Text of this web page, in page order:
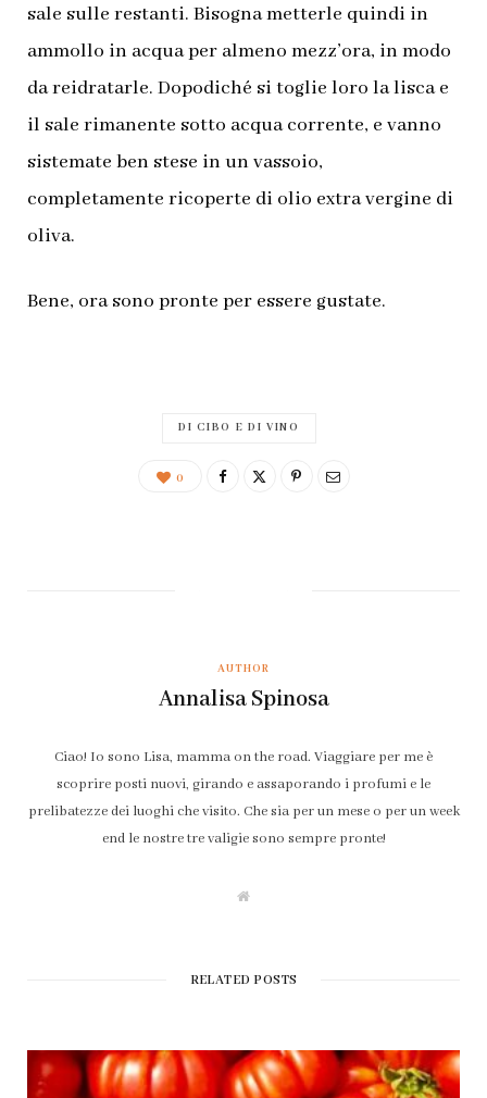
sale sulle restanti. Bisogna metterle quindi in
ammollo in acqua per almeno mezz’ora, in modo
da reidratarle. Dopodiché si toglie loro la lisca e
il sale rimanente sotto acqua corrente, e vanno
sistemate ben stese in un vassoio,
completamente ricoperte di olio extra vergine di
oliva.
Bene, ora sono pronte per essere gustate.
DI CIBO E DI VINO
0
AUTHOR
Annalisa Spinosa
Ciao! Io sono Lisa, mamma on the road. Viaggiare per me è
scoprire posti nuovi, girando e assaporando i profumi e le
prelibatezze dei luoghi che visito. Che sia per un mese o per un week
end le nostre tre valigie sono sempre pronte!
W
e
RELATED POSTS